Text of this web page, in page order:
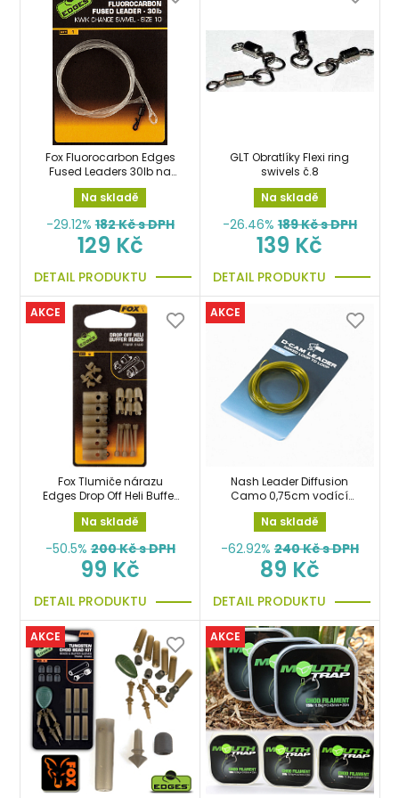
Fox Fluorocarbon Edges
Fused Leaders 30lb na
návazce s
rychloobratlíkem č.10
Na skladě
-29.12% 182Kč s DPH
129 Kč
DETAIL PRODUKTU
GLT Obratlíky Flexi ring
swivels č.8
Na skladě
-26.46% 189Kč s DPH
139 Kč
DETAIL PRODUKTU
AKCE
Fox Tlumiče nárazu
Edges Drop Off Heli Buffer
Beads klip
Na skladě
-50.5% 200Kč s DPH
99 Kč
DETAIL PRODUKTU
AKCE
Nash Leader Diffusion
Camo 0,75cm vodící
šňůra
Na skladě
-62.92% 240Kč s DPH
89 Kč
DETAIL PRODUKTU
AKCE AKCE